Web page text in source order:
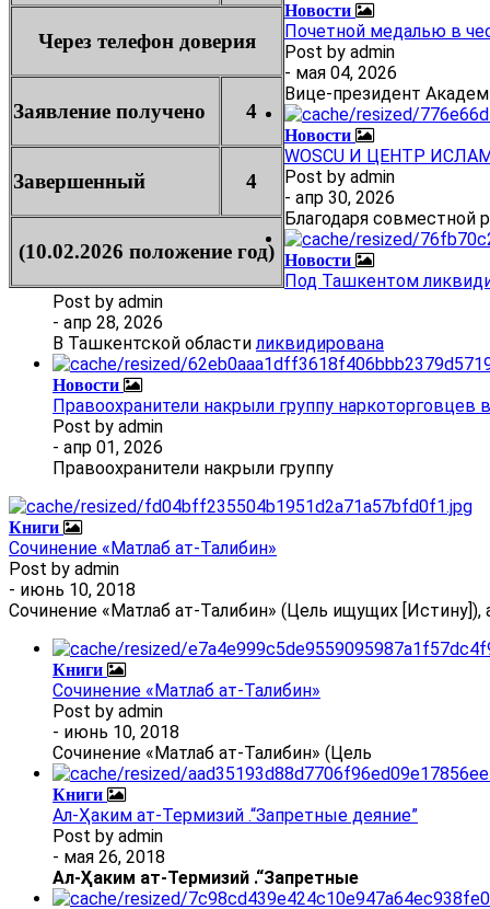
Через телефон доверия
Заявление получено 4
Завершенный 4
(10.02.2026 положение год)
Новости
Почетной медалью в
Post by admin
- мая 04, 2026
Вице-президент
Новости
WOSCU И ЦЕНТР
Post by admin
- апр 30, 2026
Благодаря совместной
Новости
Под Ташкентом
Post by admin
- апр 28, 2026
В Ташкентской областиликвидирована
Новости
Правоохранители накрыли группу
Post by admin
- апр 01, 2026
Правоохранители накрыли группу
Книги
Сочинение «Матлаб ат-Талибин»
Post by admin
- июнь 10, 2018
Сочинение «Матлаб ат-Талибин» (Цель ищущих
Книги
Сочинение «Матлаб ат-Талибин»
Post by admin
- июнь 10, 2018
Сочинение «Матлаб ат-Талибин» (Цель
Книги
Ал-Ҳаким ат-Термизий .“Запретные деяние”
Post by admin
- мая 26, 2018
Ал-Ҳаким ат-Термизий .“Запретные